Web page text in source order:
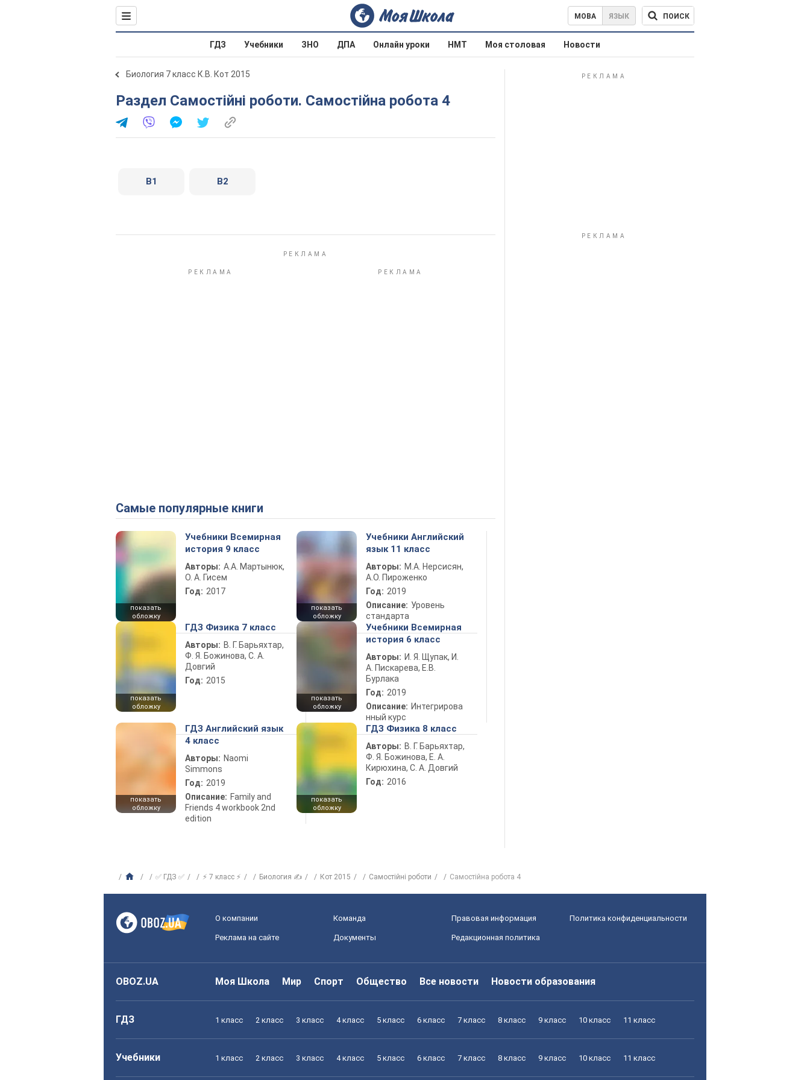
МОВА ЯЗЫК ПОИСК
ГДЗ Учебники ЗНО ДПА Онлайн уроки НМТ Моя столовая Новости
Биология 7 класс К.В. Кот 2015
Раздел Самостійні роботи. Самостійна робота 4
В1 В2
Самые популярные книги
показать
обложку
Учебники Всемирная
история 9 класс
Авторы: А.А. Мартынюк,
О. А. Гисем
Год: 2017
показать
обложку
Учебники Английский
язык 11 класс
Авторы: М.А. Нерсисян,
А.О. Пироженко
Год: 2019
Описание: Уровень
стандарта
показать
обложку
ГДЗ Физика 7 класс
Авторы: В. Г. Барьяхтар,
Ф. Я. Божинова, С. А.
Довгий
Год: 2015
показать
обложку
Учебники Всемирная
история 6 класс
Авторы: И. Я. Щупак, И.
А. Пискарева, Е.В.
Бурлака
Год: 2019
Описание: Интегрирова
нный курс
показать
обложку
ГДЗ Английский язык
4 класс
Авторы: Naomi
Simmons
Год: 2019
Описание: Family and
Friends 4 workbook 2nd
edition
показать
обложку
ГДЗ Физика 8 класс
Авторы: В. Г. Барьяхтар,
Ф. Я. Божинова, Е. А.
Кирюхина, С. А. Довгий
Год: 2016
✅ ГДЗ ✅ ⚡ 7 класс ⚡ Биология ✍ Кот 2015 Самостійні роботи Самостійна робота 4
О компании Команда Правовая информация Политика конфиденциальности
Реклама на сайте Документы Редакционная политика
OBOZ.UA Моя Школа Мир Спорт Общество Все новости Новости образования
ГДЗ 1 класс 2 класс 3 класс 4 класс 5 класс 6 класс 7 класс 8 класс 9 класс 10 класс 11 класс
Учебники 1 класс 2 класс 3 класс 4 класс 5 класс 6 класс 7 класс 8 класс 9 класс 10 класс 11 класс